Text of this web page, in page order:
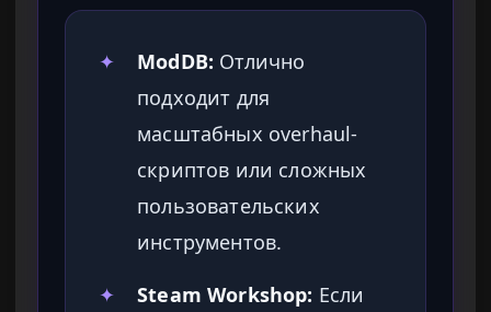
✦ ModDB: Отлично
подходит для
масштабных overhaul-
скриптов или сложных
пользовательских
инструментов.
✦
Steam Workshop: Если